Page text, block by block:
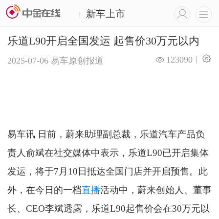
新车上市
乐道L90开启全国发运 起售价30万元以内
2025-07-06 易车原创报道 |
123090
易车讯 日前，蔚来助理副总裁，乐道汽车产品负
责人俞斌在社交媒体中表示，乐道L90已开启集体
发运，将于7月10日抵达全国门店并开启预售。此
外，在今日的一档直播活动中，蔚来创始人、董事
长、CEO李斌透露，乐道L90起售价会在30万元以